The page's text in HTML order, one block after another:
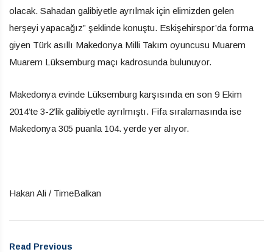
olacak. Sahadan galibiyetle ayrılmak için elimizden gelen
herşeyi yapacağız” şeklinde konuştu. Eskişehirspor’da forma
giyen Türk asıllı Makedonya Milli Takım oyuncusu Muarem
Muarem Lüksemburg maçı kadrosunda bulunuyor.
Makedonya evinde Lüksemburg karşısında en son 9 Ekim
2014’te 3-2’lik galibiyetle ayrılmıştı. Fifa sıralamasında ise
Makedonya 305 puanla 104. yerde yer alıyor.
Hakan Ali / TimeBalkan
Read Previous